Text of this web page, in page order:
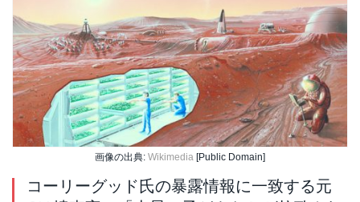
画像の出典: Wikimedia [Public Domain]
コーリーグッド氏の暴露情報に一致する元